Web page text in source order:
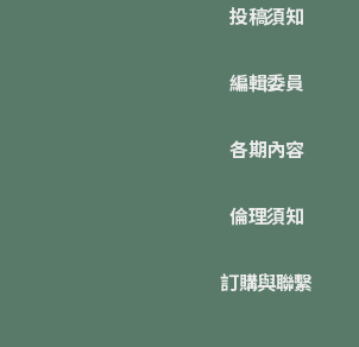
投稿須知
編輯委員
各期內容
倫理須知
訂購與聯繫